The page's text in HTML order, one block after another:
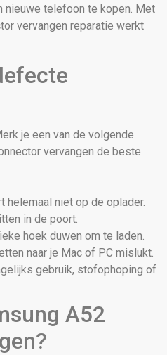
nieuwe telefoon te kopen. Met
vervangen reparatie werkt
je een van de volgende
vervangen de beste
helemaal niet op de oplader.
in de poort.
hoek duwen om te laden.
naar je Mac of PC mislukt.
gebruik, stofophoping of
A52